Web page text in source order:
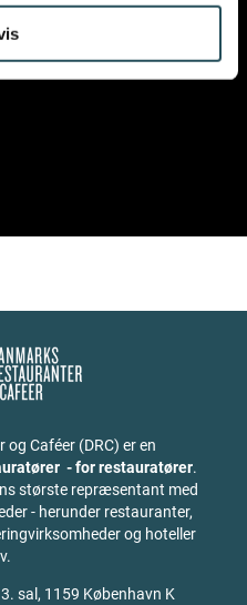
Caféer (DRC) er en
- for restauratører.
største repræsentant med
- herunder restauranter,
og hoteller
sal, 1159 København K